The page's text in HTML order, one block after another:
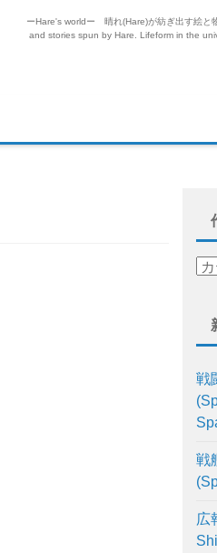
ーHare's worldー 晴れ(Hare)が紡ぎ出す絵
and stories spun by Hare. Lifeform in the
戦
戦
広